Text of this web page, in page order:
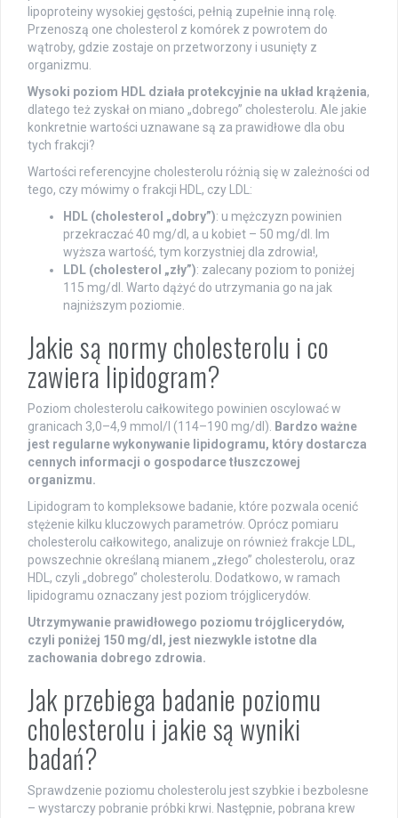
lipoproteiny wysokiej gęstości, pełnią zupełnie inną rolę.
Przenoszą one cholesterol z komórek z powrotem do
wątroby, gdzie zostaje on przetworzony i usunięty z
organizmu.
Wysoki poziom HDL działa protekcyjnie na układ krążenia,
dlatego też zyskał on miano „dobrego” cholesterolu. Ale jakie
konkretnie wartości uznawane są za prawidłowe dla obu
tych frakcji?
Wartości referencyjne cholesterolu różnią się w zależności od
tego, czy mówimy o frakcji HDL, czy LDL:
HDL (cholesterol „dobry”): u mężczyzn powinien
przekraczać 40 mg/dl, a u kobiet – 50 mg/dl. Im
wyższa wartość, tym korzystniej dla zdrowia!,
LDL (cholesterol „zły”): zalecany poziom to poniżej
115 mg/dl. Warto dążyć do utrzymania go na jak
najniższym poziomie.
Jakie są normy cholesterolu i co
zawiera lipidogram?
Poziom cholesterolu całkowitego powinien oscylować w
granicach 3,0–4,9 mmol/l (114–190 mg/dl). Bardzo ważne
jest regularne wykonywanie lipidogramu, który dostarcza
cennych informacji o gospodarce tłuszczowej
organizmu.
Lipidogram to kompleksowe badanie, które pozwala ocenić
stężenie kilku kluczowych parametrów. Oprócz pomiaru
cholesterolu całkowitego, analizuje on również frakcje LDL,
powszechnie określaną mianem „złego” cholesterolu, oraz
HDL, czyli „dobrego” cholesterolu. Dodatkowo, w ramach
lipidogramu oznaczany jest poziom trójglicerydów.
Utrzymywanie prawidłowego poziomu trójglicerydów,
czyli poniżej 150 mg/dl, jest niezwykle istotne dla
zachowania dobrego zdrowia.
Jak przebiega badanie poziomu
cholesterolu i jakie są wyniki
badań?
Sprawdzenie poziomu cholesterolu jest szybkie i bezbolesne
– wystarczy pobranie próbki krwi. Następnie, pobrana krew